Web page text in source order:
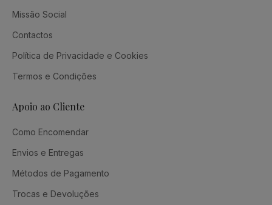
Missão Social
Contactos
Política de Privacidade e Cookies
Termos e Condições
Apoio ao Cliente
Como Encomendar
Envios e Entregas
Métodos de Pagamento
Trocas e Devoluções